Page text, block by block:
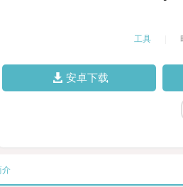
工具
安卓下载
介